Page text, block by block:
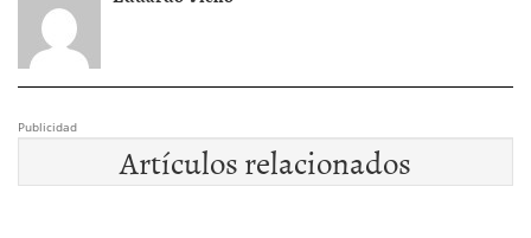
Publicidad
Artículos relacionados